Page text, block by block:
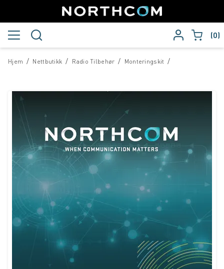
0
/
Hjem /
Nettbutikk /
Radio Tilbehør /
Monteringskit